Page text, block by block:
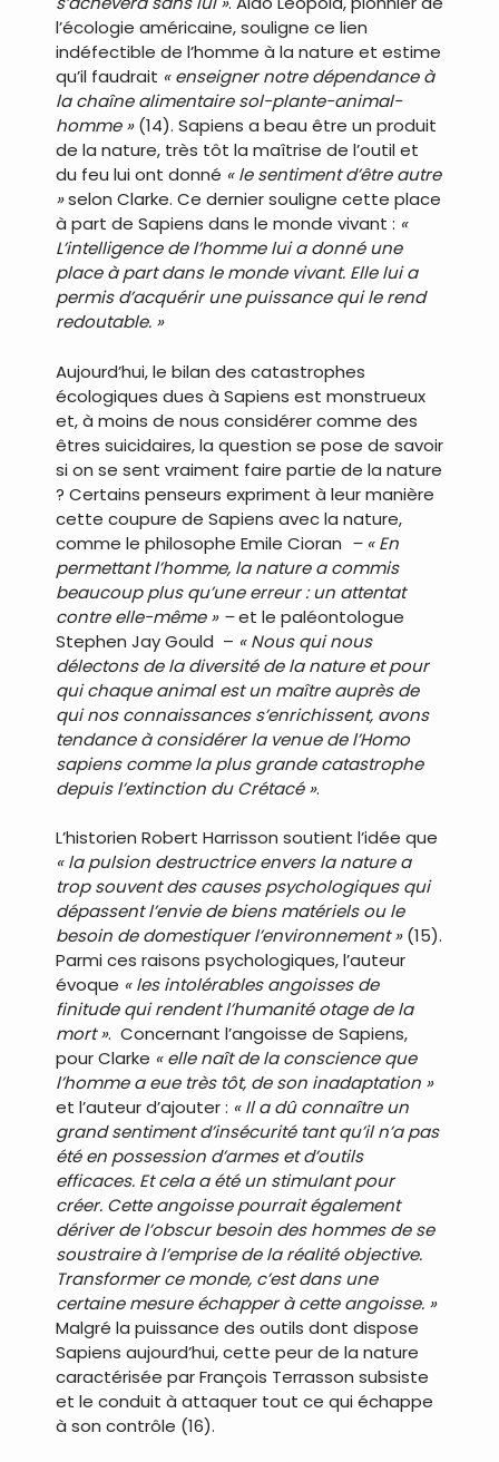
l’écologie américaine, souligne ce lien
indéfectible de l’homme à la nature et estime
qu’il faudrait « enseigner notre dépendance à
la chaîne alimentaire sol-plante-animal-
homme »(14). Sapiens a beau être un produit
de la nature, très tôt la maîtrise de l’outil et
du feu lui ont donné « le sentiment d’être autre
»selon Clarke. Ce dernier souligne cette place
à part de Sapiens dans le monde vivant : «
L’intelligence de l’homme lui a donné une
place à part dans le monde vivant. Elle lui a
permis d’acquérir une puissance qui le rend
redoutable. »
Aujourd’hui, le bilan des catastrophes
écologiques dues à Sapiens est monstrueux
et, à moins de nous considérer comme des
êtres suicidaires, la question se pose de savoir
si on se sent vraiment faire partie de la nature
? Certains penseurs expriment à leur manière
cette coupure de Sapiens avec la nature,
comme le philosophe Emile Cioran – « En
permettant l’homme, la nature a commis
beaucoup plus qu’une erreur : un attentat
contre elle-même » –et le paléontologue
Stephen Jay Gould – « Nous qui nous
délectons de la diversité de la nature et pour
qui chaque animal est un maître auprès de
qui nos connaissances s’enrichissent, avons
tendance à considérer la venue de l’Homo
sapiens comme la plus grande catastrophe
depuis l’extinction du Crétacé ».
L’historien Robert Harrisson soutient l’idée que
« la pulsion destructrice envers la nature a
trop souvent des causes psychologiques qui
dépassent l’envie de biens matériels ou le
besoin de domestiquer l’environnement »(15).
Parmi ces raisons psychologiques, l’auteur
évoque « les intolérables angoisses de
finitude qui rendent l’humanité otage de la
mort ». Concernant l’angoisse de Sapiens,
pour Clarke « elle naît de la conscience que
l’homme a eue très tôt, de son inadaptation »
et l’auteur d’ajouter : « Il a dû connaître un
grand sentiment d’insécurité tant qu’il n’a pas
été en possession d’armes et d’outils
efficaces. Et cela a été un stimulant pour
créer. Cette angoisse pourrait également
dériver de l’obscur besoin des hommes de se
soustraire à l’emprise de la réalité objective.
Transformer ce monde, c’est dans une
certaine mesure échapper à cette angoisse. »
Malgré la puissance des outils dont dispose
Sapiens aujourd’hui, cette peur de la nature
caractérisée par François Terrasson subsiste
et le conduit à attaquer tout ce qui échappe
à son contrôle (16).